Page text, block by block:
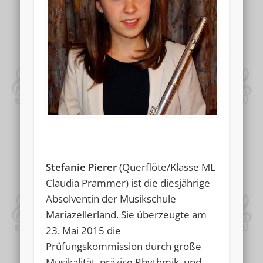
Stefanie Pierer(Querflöte/Klasse ML
Claudia Prammer) ist die diesjährige
Absolventin der Musikschule
Mariazellerland. Sie überzeugte am
23. Mai 2015 die
Prüfungskommission durch große